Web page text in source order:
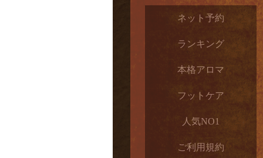
ネット予約
ランキング
本格アロマ
フットケア
人気NO1
ご利用規約